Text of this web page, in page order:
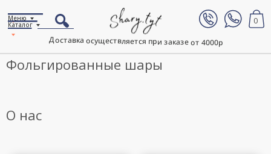
Доставка осуществляется при заказе от 4000р
0
Каталог
Меню
Фольгированные шары
О нас